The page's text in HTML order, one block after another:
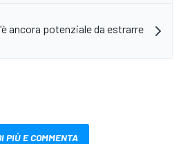
ancora potenziale da estrarre
PIÙ E COMMENTA